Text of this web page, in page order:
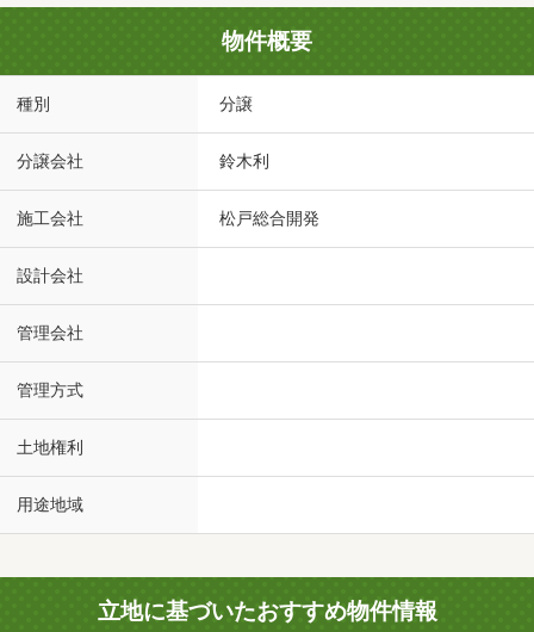
物件概要
種別 分譲
分譲会社 鈴木利
施工会社 松戸総合開発
設計会社
管理会社
管理方式
土地権利
用途地域
立地に基づいたおすすめ物件情報